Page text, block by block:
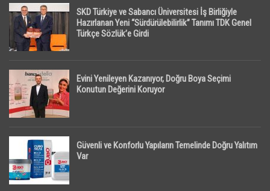
SKD Türkiye ve Sabancı Üniversitesi İş Birliğiyle
Hazırlanan Yeni “Sürdürülebilirlik” Tanımı TDK Genel
Türkçe Sözlük’e Girdi
Evini Yenileyen Kazanıyor, Doğru Boya Seçimi
Konutun Değerini Koruyor
Güvenli ve Konforlu Yapıların Temelinde Doğru Yalıtım
Var